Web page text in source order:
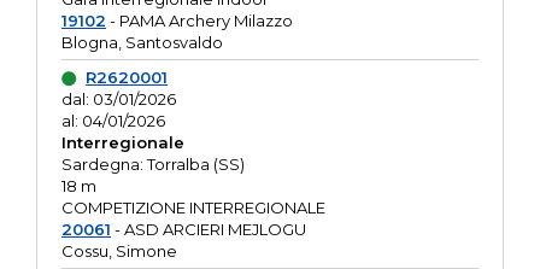
19102 - PAMA Archery Milazzo
Blogna, Santosvaldo
R2620001
dal: 03/01/2026
al: 04/01/2026
Interregionale
Sardegna: Torralba (SS)
18 m
COMPETIZIONE INTERREGIONALE
20061 - ASD ARCIERI MEJLOGU
Cossu, Simone